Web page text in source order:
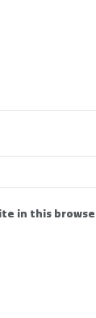
in this